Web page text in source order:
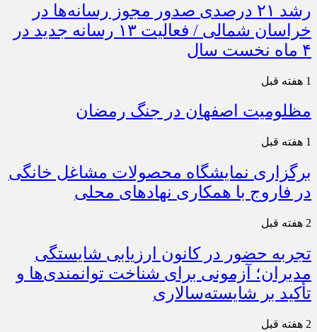
رشد ۲۱ درصدی صدور مجوز رسانه‌ها در
خراسان شمالی / فعالیت ۱۳ رسانه جدید در
۴ ماه نخست سال
1 هفته قبل
مظلومیت اصفهان در جنگ رمضان
1 هفته قبل
برگزاری نمایشگاه محصولات مشاغل خانگی
در فاروج با همکاری نهادهای محلی
2 هفته قبل
تجربه حضور در کانون ارزیابی شایستگی
مدیران؛ آزمونی برای شناخت توانمندی‌ها و
تأکید بر شایسته‌سالاری
2 هفته قبل